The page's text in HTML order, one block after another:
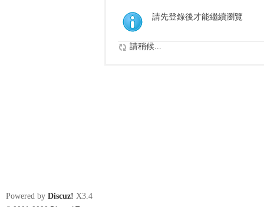
請先登錄後才能繼續瀏覽
請稍候...
Powered by Discuz! X3.4